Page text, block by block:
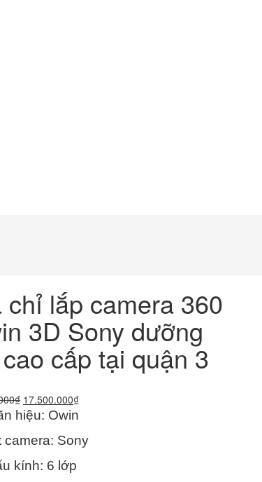
lắp camera 360
3D Sony dưỡng
cấp tại quận 3
₫ Giá
gốc
là:
18.000.000₫.
17.500.000₫Giá
là:
hiệu: Owin
Sony
kính: 6 lớp